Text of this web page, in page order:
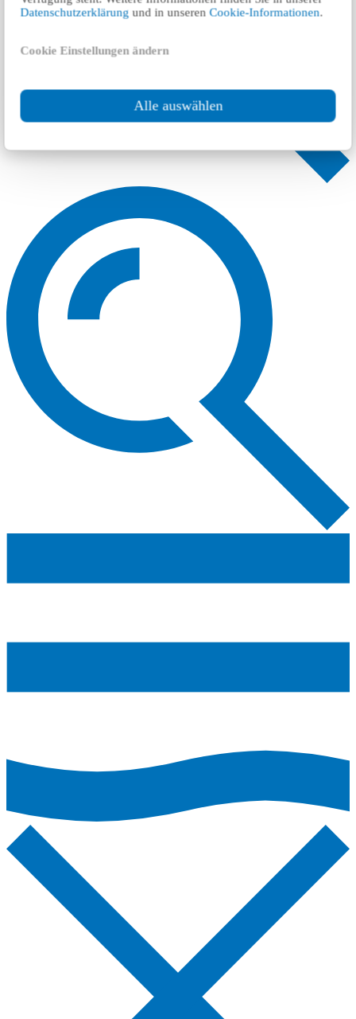
Datenschutzerklärung und in unserenCookie-Informationen.
Cookie Einstellungen ändern
Alle auswählen